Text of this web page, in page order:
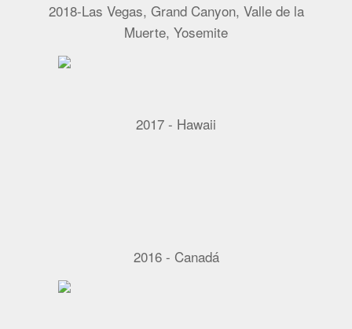
2018-Las Vegas, Grand Canyon, Valle de la
Muerte, Yosemite
2017 - Hawaii
2016 - Canadá